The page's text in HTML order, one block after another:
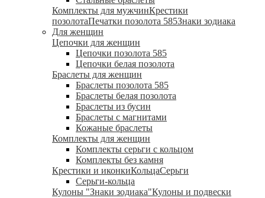
Комплекты для мужчинКрестики
позолотаПечатки позолота 585Знаки зодиака
Для женщин
Цепочки для женщин
Цепочки позолота 585
Цепочки белая позолота
Браслеты для женщин
Браслеты позолота 585
Браслеты белая позолота
Браслеты из бусин
Браслеты с магнитами
Кожаные браслеты
Комплекты для женщин
Комплекты серьги с кольцом
Комплекты без камня
Крестики и иконкиКольцаСерьги
Серьги-кольца
Кулоны "Знаки зодиака"Кулоны и подвески